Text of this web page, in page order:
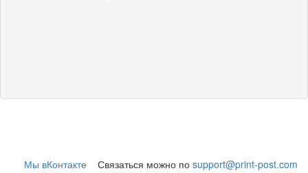
Мы вКонтакте Связаться можно по support@print-post.com